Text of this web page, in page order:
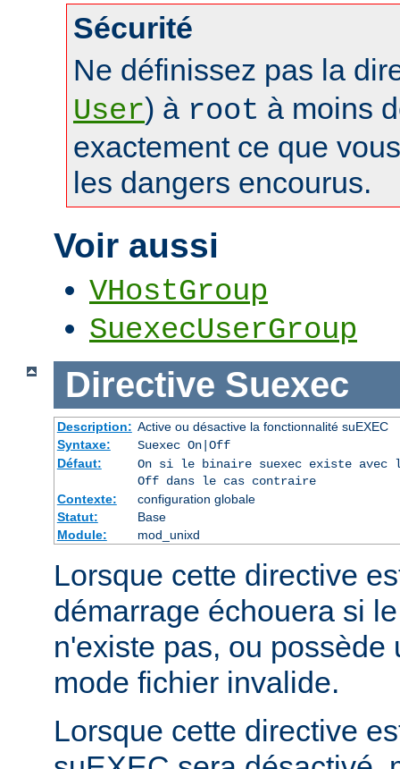
Sécurité
Ne définissez pas la
User) à root à moins
exactement ce que
les dangers encourus.
Voir aussi
VHostGroup
SuexecUserGroup
Directive Suexec
Description: Active ou désactive la fonctionnalité suEXEC
Syntaxe:
Suexec On|Off
Défaut:
On si le binaire suexec existe avec
Off dans le cas contraire
Contexte:
configuration globale
Statut:
Base
Module:
mod_unixd
Lorsque cette directive
démarrage échouera si
n'existe pas, ou possède
mode fichier invalide.
Lorsque cette directive